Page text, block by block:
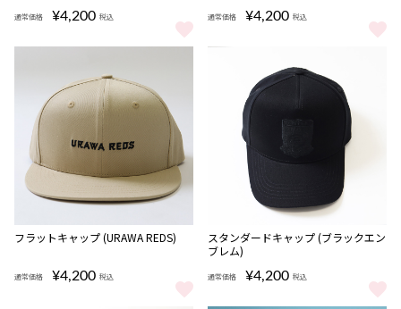
通常価格 ¥4,200 税込
ワークキャップ (Urawa RED Diamonds) をもっと見る
通常価格 ¥4,200 税込
ローキャップ (UR) をもっと見る
フラットキャップ (URAWA REDS)
通常価格 ¥4,200 税込
フラットキャップ (URAWA REDS) をもっと見る
完売
スタンダードキャップ (ブラックエン
ブレム)
通常価格 ¥4,200 税込
スタンダードキャップ (ブラック